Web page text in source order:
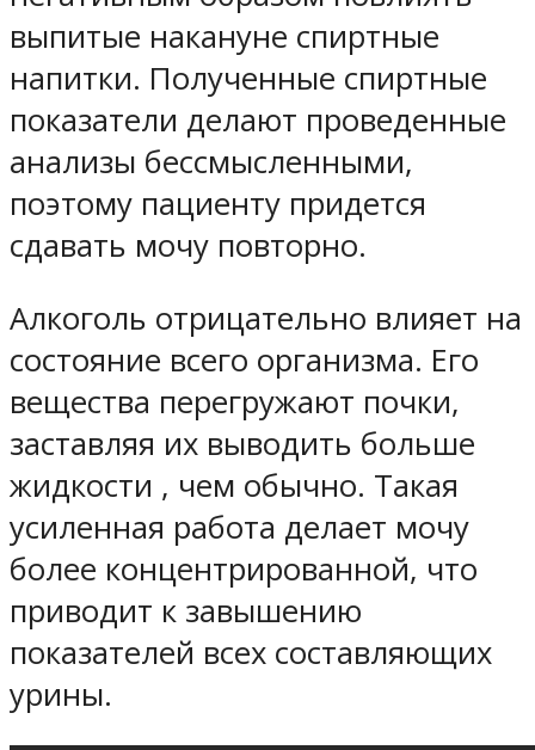
выпитые накануне спиртные
напитки. Полученные спиртные
показатели делают проведенные
анализы бессмысленными,
поэтому пациенту придется
сдавать мочу повторно.
Алкоголь отрицательно влияет на
состояние всего организма. Его
вещества перегружают почки,
заставляя их выводить больше
жидкости , чем обычно. Такая
усиленная работа делает мочу
более концентрированной, что
приводит к завышению
показателей всех составляющих
урины.